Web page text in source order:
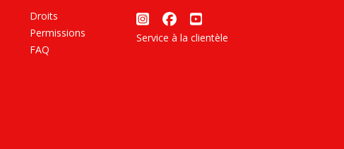
Droits
Permissions
FAQ
Service à la clientèle